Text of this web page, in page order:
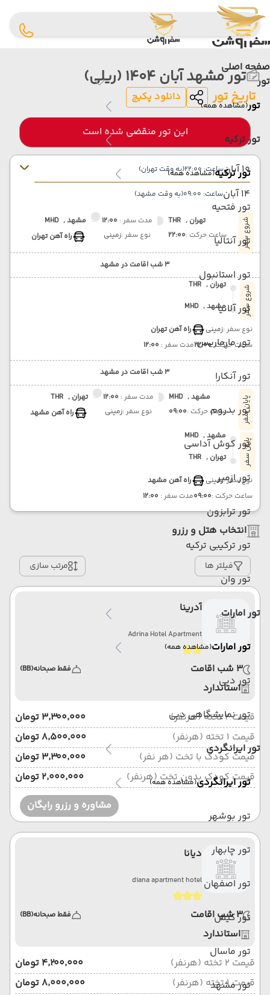
صفحه اصلی
تور
تور(مشاهده همه)
تور ترکیه
تور ترکیه(مشاهده همه)
تور فتحیه
تور آنتالیا
تور استانبول
تور آلانیا
تور مارماریس
تور آنکارا
تور بدروم
تور کوش آداسی
تور ازمیر
تور ترابزون
تور ترکیبی ترکیه
تور وان
تور امارات
تور امارات(مشاهده همه)
تور دبی
تور نمایشگاهی دبی
تور ایرانگردی
تور ایرانگردی(مشاهده همه)
تور بوشهر
تور چابهار
تور اصفهان
تور کیش
تور ماسال
تور مشهد
تور مشهد آبان 1404 (ریلی)
تاریخ تور دانلود پکیج
این تور منقضی شده است
10 آبان ساعت: 22:00 (به وقت تهران)
14 آبان ساعت: 09:00 (به وقت مشهد)
شروع سفر تهران , THR
ساعت حرکت :22:00
مدت سفر : 12:00
نوع سفر :زمینی
مشهد , MHD
راه آهن تهران
3 شب اقامت در مشهد
شروع سفر تهران , THR
مشهد , MHD
نوع سفر :زمینی
راه آهن تهران
ساعت حرکت :22:00مدت سفر : 12:00
3 شب اقامت در مشهد
پایان سفر مشهد , MHD
ساعت حرکت :09:00
مدت سفر : 12:00
نوع سفر :زمینی
تهران , THR
راه آهن مشهد
پایان سفر
مشهد , MHD
تهران , THR
نوع سفر :زمینی
راه آهن مشهد
ساعت حرکت :09:00مدت سفر : 12:00
انتخاب هتل و رزرو
فیلتر ها مرتب سازی
آدرینا
Adrina Hotel Apartment
3 شب اقامت فقط صبحانه(BB)
استاندارد
قیمت 2 تخته (هرنفر)
۳٬۳۰۰٬۰۰۰ تومان
قیمت 1 تخته (هرنفر)
۸٬۵۰۰٬۰۰۰ تومان
قیمت کودک با تخت (هر نفر)
۳٬۳۰۰٬۰۰۰ تومان
قیمت کودک بدون تخت (هرنفر)
۲٬۰۰۰٬۰۰۰ تومان
مشاوره و رزرو رایگان
دیانا
diana apartment hotel
3 شب اقامت فقط صبحانه(BB)
استاندارد
قیمت 2 تخته (هرنفر)
۴٬۲۰۰٬۰۰۰ تومان
قیمت 1 تخته (هرنفر)
۸٬۰۰۰٬۰۰۰ تومان